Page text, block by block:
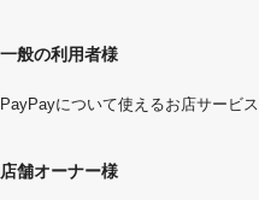
一般の利用者様
PayPayについて使えるお店サービ
店舗オーナー様